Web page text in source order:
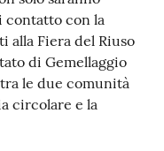
contatto con la
alla Fiera del Riuso
di Gemellaggio
le due comunità
circolare e la